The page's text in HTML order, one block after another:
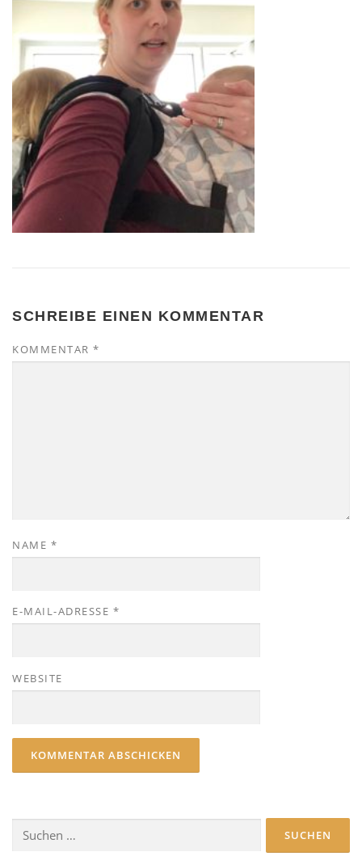
SCHREIBE EINEN KOMMENTAR
KOMMENTAR *
NAME *
E-MAIL-ADRESSE *
WEBSITE
nach: